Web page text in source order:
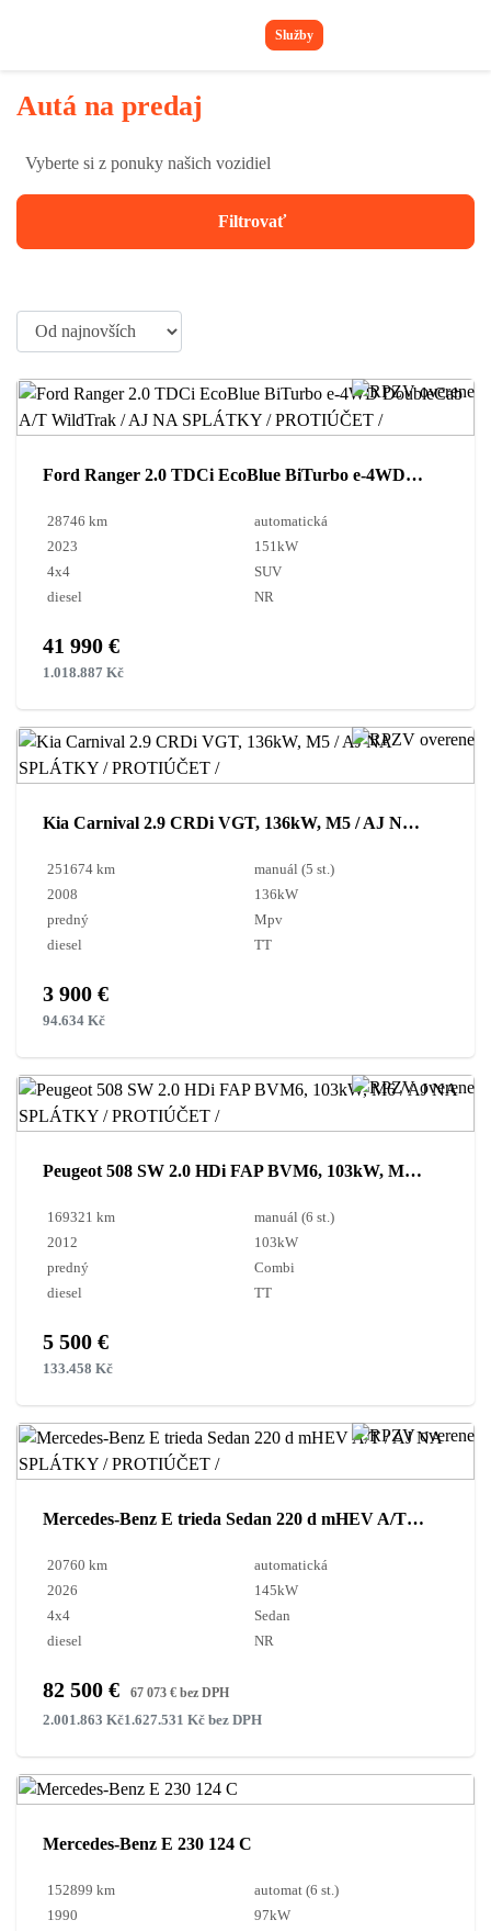
Služby
Autá na predaj
Vyberte si z ponuky našich vozidiel
Filtrovať
Ford Ranger 2.0 TDCi EcoBlue BiTurbo e-4WD DoubleCab A/T WildTrak / AJ NA SPLÁTKY / PROTIÚČET /
28746 km
2023
4x4
diesel
automatická
151kW
SUV
NR
41 990 €
1.018.887 Kč
Kia Carnival 2.9 CRDi VGT, 136kW, M5 / AJ NA SPLÁTKY / PROTIÚČET /
251674 km
2008
predný
diesel
manuál (5 st.)
136kW
Mpv
TT
3 900 €
94.634 Kč
Peugeot 508 SW 2.0 HDi FAP BVM6, 103kW, M6 / AJ NA SPLÁTKY / PROTIÚČET /
169321 km
2012
predný
diesel
manuál (6 st.)
103kW
Combi
TT
5 500 €
133.458 Kč
Mercedes-Benz E trieda Sedan 220 d mHEV A/T / AJ NA SPLÁTKY / PROTIÚČET /
20760 km
2026
4x4
diesel
automatická
145kW
Sedan
NR
82 500 € 67 073 € bez DPH
2.001.863 Kč1.627.531 Kč bez DPH
Mercedes-Benz E 230 124 C
152899 km
1990
automat (6 st.)
97kW